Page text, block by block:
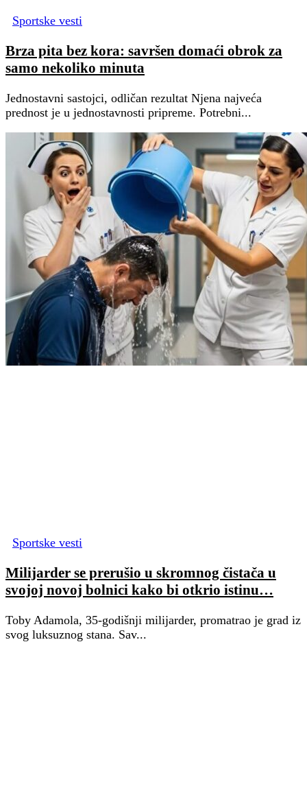
Sportske vesti
Brza pita bez kora: savršen domaći obrok za
samo nekoliko minuta
Jednostavni sastojci, odličan rezultat Njena najveća
prednost je u jednostavnosti pripreme. Potrebni...
Sportske vesti
Milijarder se prerušio u skromnog čistača u
svojoj novoj bolnici kako bi otkrio istinu…
Toby Adamola, 35-godišnji milijarder, promatrao je grad iz
svog luksuznog stana. Sav...